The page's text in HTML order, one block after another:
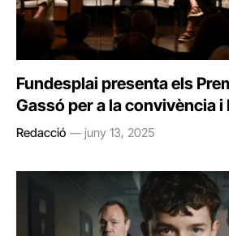
Fundesplai presenta els
Gassó per a la convivència
Redacció juny 13, 2025